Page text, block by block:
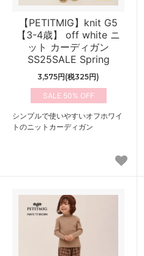
【PETITMIG】knit G5
【3-4歳】 off white ニ
ット カーディガン
SS25SALE Spring
3,575円(税325円)
50%
シンプルで使いやすいオフホワイ
トのニットカーディガン